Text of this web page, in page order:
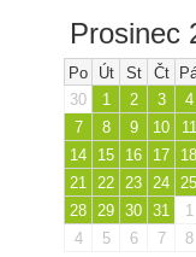
Prosinec
Po Út St Čt
30
1 2 3 4
7
8 9 10 11
14
15 16 17 18
21
22 23 24 25
28
29 30 31 1
4
5 6 7 8